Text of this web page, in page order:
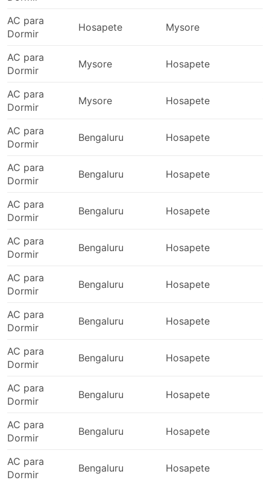
AC para
Dormir
Hosapete Mysore
AC para
Dormir
Mysore Hosapete
AC para
Dormir
Mysore Hosapete
AC para
Dormir
Bengaluru Hosapete
AC para
Dormir
Bengaluru Hosapete
AC para
Dormir
Bengaluru Hosapete
AC para
Dormir
Bengaluru Hosapete
AC para
Dormir
Bengaluru Hosapete
AC para
Dormir
Bengaluru Hosapete
AC para
Dormir
Bengaluru Hosapete
AC para
Dormir
Bengaluru Hosapete
AC para
Dormir
Bengaluru Hosapete
AC para
Dormir
Bengaluru Hosapete